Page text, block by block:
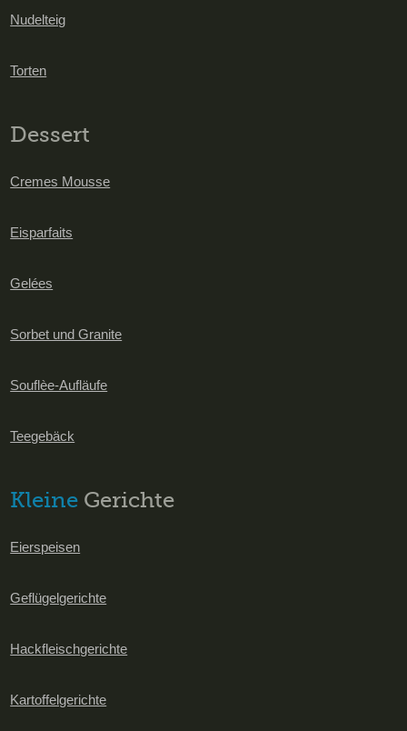
Nudelteig
Torten
Dessert
Cremes Mousse
Eisparfaits
Gelées
Sorbet und Granite
Souflèe-Aufläufe
Teegebäck
Kleine Gerichte
Eierspeisen
Geflügelgerichte
Hackfleischgerichte
Kartoffelgerichte